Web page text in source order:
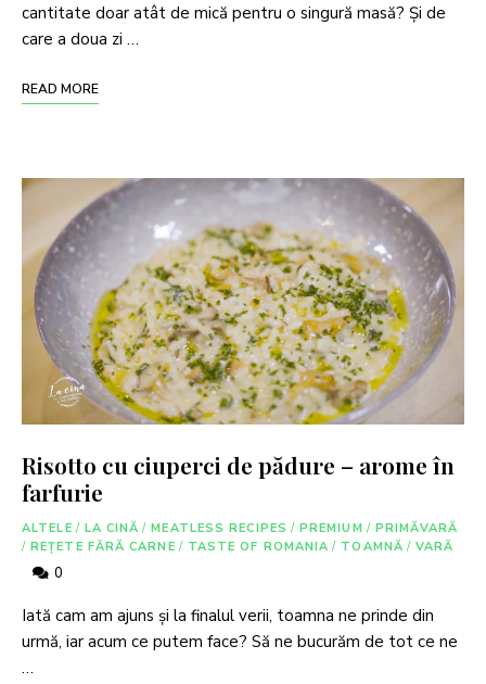
cantitate doar atât de mică pentru o singură masă? Și de
care a doua zi …
READ MORE
Risotto cu ciuperci de pădure – arome în
farfurie
ALTELE / LA CINĂ / MEATLESS RECIPES / PREMIUM / PRIMĂVARĂ
/ REȚETE FĂRĂ CARNE / TASTE OF ROMANIA / TOAMNĂ / VARĂ
0
Iată cam am ajuns și la finalul verii, toamna ne prinde din
urmă, iar acum ce putem face? Să ne bucurăm de tot ce ne
…